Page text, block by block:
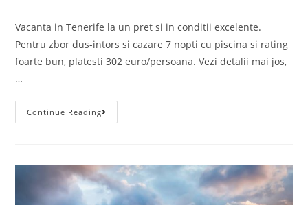
Vacanta in Tenerife la un pret si in conditii excelente.
Pentru zbor dus-intors si cazare 7 nopti cu piscina si rating
foarte bun, platesti 302 euro/persoana. Vezi detalii mai jos,
…
Continue ReadingVacanta
In
7
Nopti)